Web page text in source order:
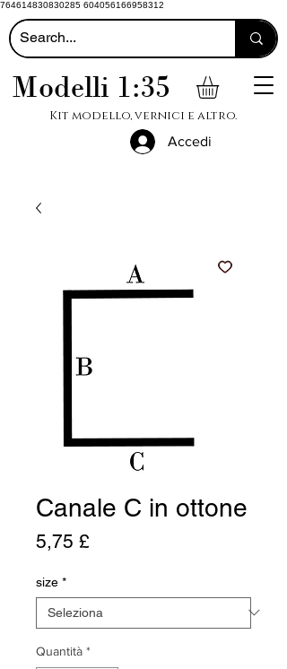
764614830830285 604056166958312
Modelli 1:35
Kit modello, vernici e altro.
Accedi
Canale C in ottone
5,75 £
size *
Quantità *